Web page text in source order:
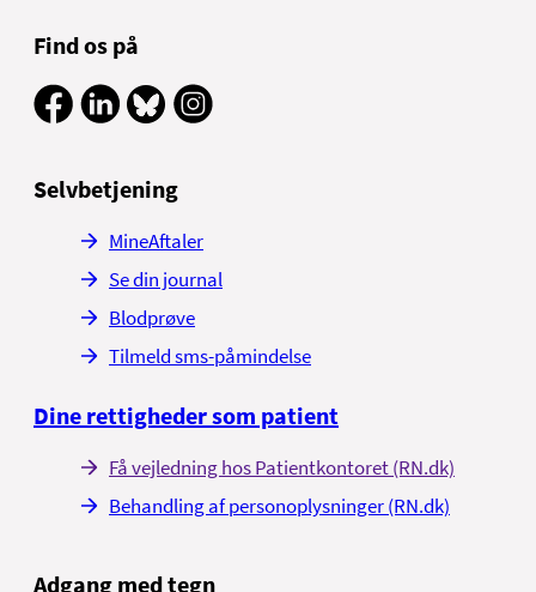
Find os på
Selvbetjening
MineAftaler
Se din journal
Blodprøve
Tilmeld sms-påmindelse
Dine rettigheder som patient
Få vejledning hos Patientkontoret (RN.dk)
Behandling af personoplysninger (RN.dk)
Adgang med tegn